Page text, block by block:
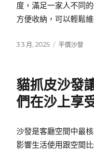
度，滿足一家人不同
方便收納，可以輕鬆
發
3 3 月, 2025
分
平價沙發
貓抓皮沙發
們在沙上享
沙發是客廳空間中最
影響生活使用跟空間